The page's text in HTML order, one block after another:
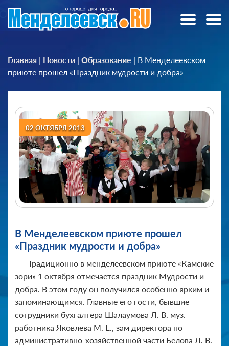
Главная | Новости | Образование | В Менделеевском
приюте прошел «Праздник мудрости и добра»
02 ОКТЯБРЯ 2013
В Менделеевском приюте прошел
«Праздник мудрости и добра»
Традиционно в менделеевском приюте «Камские
зори» 1 октября отмечается праздник Мудрости и
добра. В этом году он получился особенно ярким и
запоминающимся. Главные его гости, бывшие
сотрудники бухгалтера Шалаумова Л. В. муз.
работника Яковлева М. Е., зам директора по
административно-хозяйственной части Белова Л. В.